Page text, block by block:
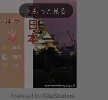
arrow_forward_ios もっと見る
Powered by GliaStudios